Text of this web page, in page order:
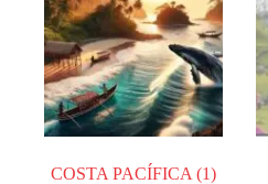
COSTA PACÍFICA(1)